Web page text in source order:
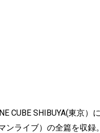
CUBE SHIBUYA(東京）
ンライブ）の全篇を収録。